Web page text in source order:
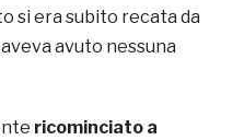
si era subito recata da
avuto nessuna
ricominciato a